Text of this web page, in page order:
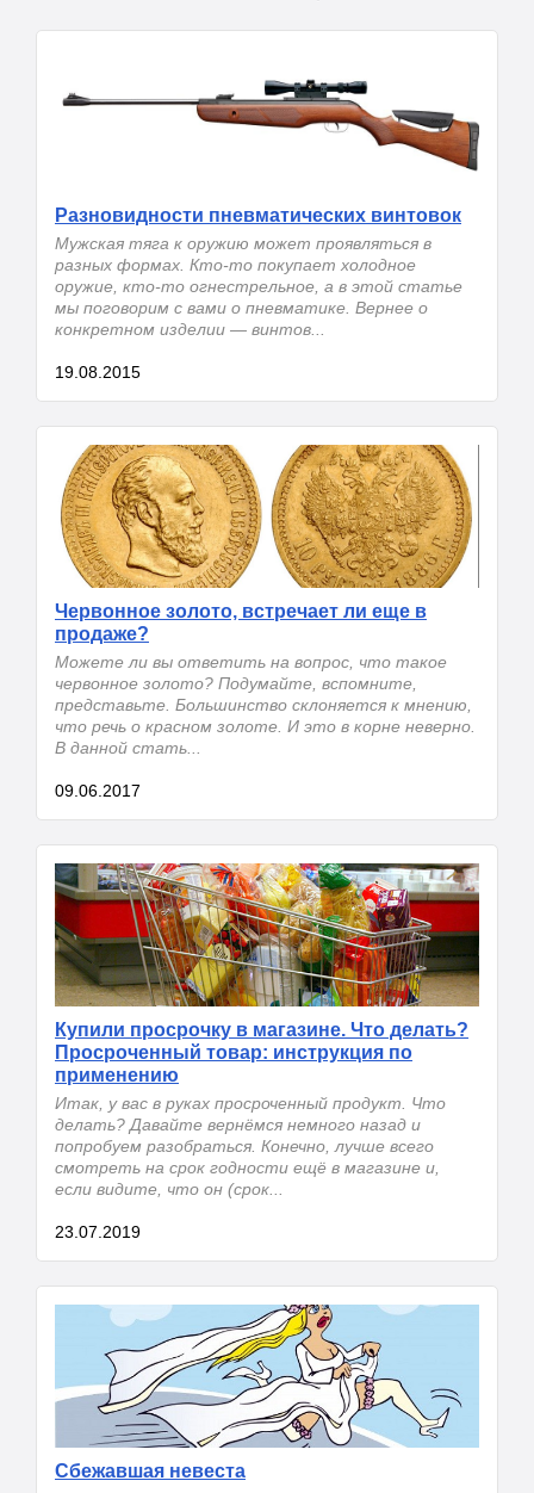
Разновидности пневматических винтовок
Мужская тяга к оружию может проявляться в
разных формах. Кто-то покупает холодное
оружие, кто-то огнестрельное, а в этой статье
мы поговорим с вами о пневматике. Вернее о
конкретном изделии — винтов...
19.08.2015
Червонное золото, встречает ли еще в
продаже?
Можете ли вы ответить на вопрос, что такое
червонное золото? Подумайте, вспомните,
представьте. Большинство склоняется к мнению,
что речь о красном золоте. И это в корне неверно.
В данной стать...
09.06.2017
Купили просрочку в магазине. Что делать?
Просроченный товар: инструкция по
применению
Итак, у вас в руках просроченный продукт. Что
делать? Давайте вернёмся немного назад и
попробуем разобраться. Конечно, лучше всего
смотреть на срок годности ещё в магазине и,
если видите, что он (срок...
23.07.2019
Сбежавшая невеста